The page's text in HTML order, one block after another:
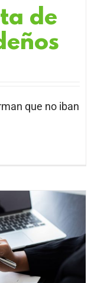
de
que no iban